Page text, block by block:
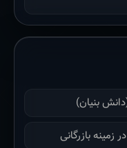
بنیان)
بازرگانی